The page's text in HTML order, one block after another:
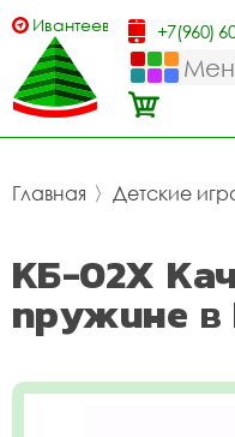
Ивантеевка +7(960)
Главная 〉 Детские
КБ-02Х
пружине в